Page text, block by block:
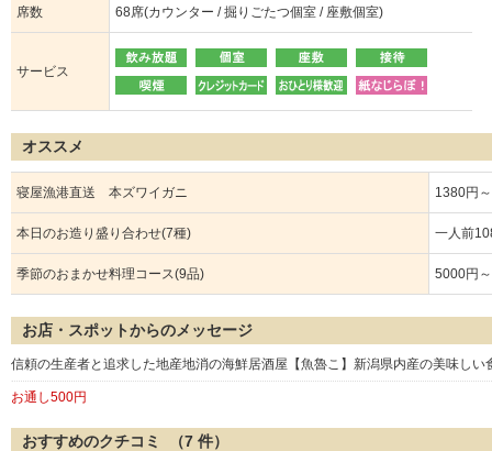
席数 68席(カウンター / 掘りごたつ個室 / 座敷個室)
サービス
オススメ
寝屋漁港直送 本ズワイガニ 1380円～
本日のお造り盛り合わせ(7種) 一人前
季節のおまかせ料理コース(9品) 5000円～
お店・スポットからのメッセージ
信頼の生産者と追求した地産地消の海鮮居酒屋【魚魯こ】新潟県内産の美味し
お通し500円
おすすめのクチコミ （7 件）